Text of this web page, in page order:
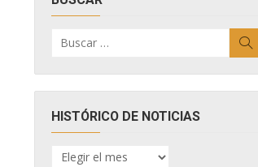
por:
HISTÓRICO DE NOTICIAS
HISTÓRICO
DE